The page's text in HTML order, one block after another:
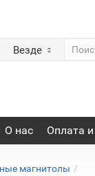
Везде
О нас Оплата
магнитолы